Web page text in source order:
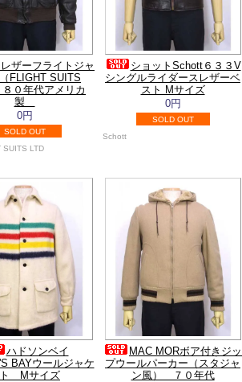
ザーフライトジャ
FLIGHT SUITS
０年代アメリカ
製
0円
SOLD OUT
SUITS LTD
ショットSchott６３３V
シングルライダースレザーベ
スト Mサイズ
0円
SOLD OUT
Schott
ハドソンベイ
BAYウールジャケ
Mサイズ
MAC MORボア付きジッ
プウールパーカー（スタジャ
ン風） ７０年代